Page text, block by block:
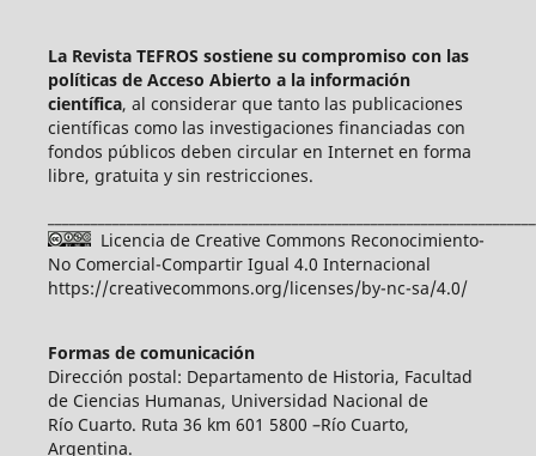
La Revista TEFROS sostiene su compromiso con las
políticas de Acceso Abierto a la información
científica, al considerar que tanto las publicaciones
científicas como las investigaciones financiadas con
fondos públicos deben circular en Internet en forma
libre, gratuita y sin restricciones.
Licencia de Creative Commons Reconocimiento-
No Comercial-Compartir Igual 4.0 Internacional
https://creativecommons.org/licenses/by-nc-sa/4.0/
Formas de comunicación
Dirección postal: Departamento de Historia, Facultad
de Ciencias Humanas, Universidad Nacional de
Río Cuarto. Ruta 36 km 601 5800 –Río Cuarto,
Argentina.